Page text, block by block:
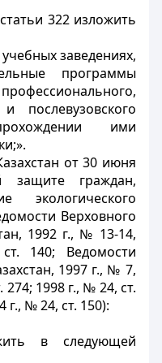
322 изложить
заведениях,
программы
послевузовского
ими
от 30 июня
граждан,
экологического
Верховного
1992 г., № 13-14,
140; Ведомости
1997 г., № 7,
1998 г., № 24, ст.
г., № 24, ст. 150):
в следующей